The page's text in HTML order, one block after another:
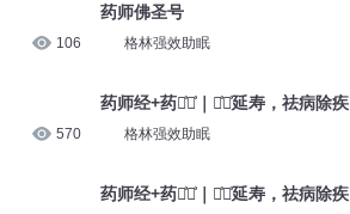
106
570
药师佛圣号
格林强效助眠
药师经+药师͗咒͗｜消͗灾͗延寿，祛病除疾
格林强效助眠
药师经+药师͗咒͗｜消͗灾͗延寿，祛病除疾